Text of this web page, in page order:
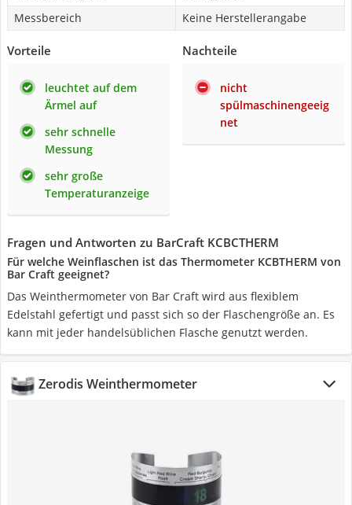
Messbereich
Keine Herstellerangabe
Vorteile
leuchtet auf dem
Ärmel auf
sehr schnelle
Messung
sehr große
Temperaturanzeige
Nachteile
nicht
spülmaschinengeeig
net
Fragen und Antworten zu BarCraft KCBCTHERM
Für welche Weinflaschen ist das Thermometer KCBTHERM von
Bar Craft geeignet?
Das Weinthermometer von Bar Craft wird aus flexiblem
Edelstahl gefertigt und passt sich so der Flaschengröße an. Es
kann mit jeder handelsüblichen Flasche genutzt werden.
Zerodis Weinthermometer